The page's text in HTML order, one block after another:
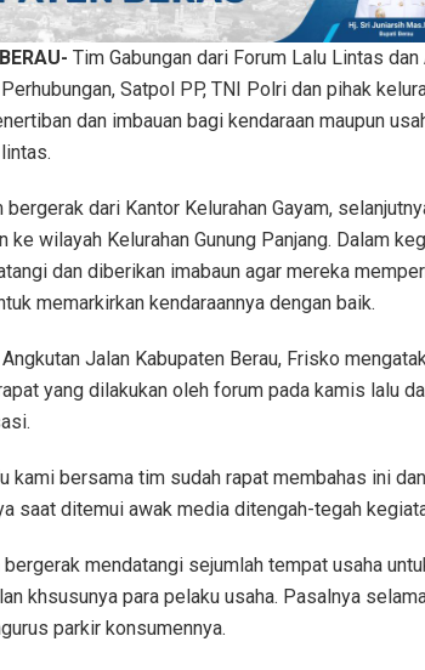
Tim Gabungan dari Forum Lalu Lintas
Satpol PP, TNI Polri dan pihak
dan imbauan bagi kendaraan maupun
bergerak dari Kantor Kelurahan Gayam,
ke wilayah Kelurahan Gunung Panjang. Dalam
dan diberikan imabaun agar mereka
memarkirkan kendaraannya dengan baik.
Jalan Kabupaten Berau, Frisko
yang dilakukan oleh forum pada kamis lalu
kami bersama tim sudah rapat membahas ini
saat ditemui awak media ditengah-tegah
mendatangi sejumlah tempat usaha
khsusunya para pelaku usaha. Pasalnya
parkir konsumennya.